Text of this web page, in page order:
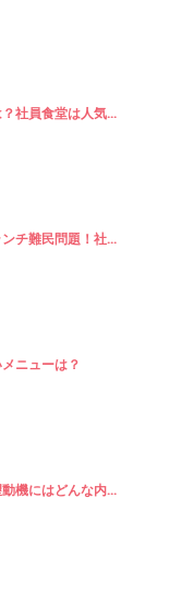
社員食堂は人気...
チ難民問題！社...
ニューは？
機にはどんな内...